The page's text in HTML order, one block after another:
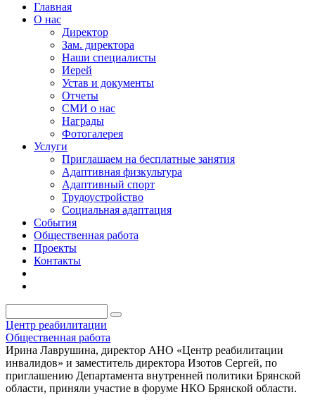
Главная
О нас
Директор
Зам. директора
Наши специалисты
Иерей
Устав и документы
Отчеты
СМИ о нас
Награды
Фотогалерея
Услуги
Приглашаем на бесплатные занятия
Адаптивная физкультура
Адаптивный спорт
Трудоустройство
Социальная адаптация
События
Общественная работа
Проекты
Контакты
Центр реабилитации
Общественная работа
Ирина Лаврушина, директор АНО «Центр реабилитации
инвалидов» и заместитель директора Изотов Сергей, по
приглашению Департамента внутренней политики Брянской
области, приняли участие в форуме НКО Брянской области.